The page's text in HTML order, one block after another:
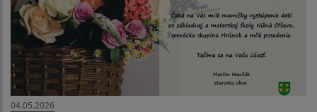
04.05.2026